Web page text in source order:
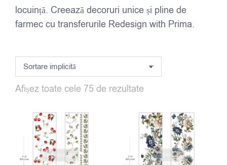
locuință. Creează decoruri unice și pline de
farmec cu transferurile Redesign with Prima.
Afișez toate cele 75 de rezultate